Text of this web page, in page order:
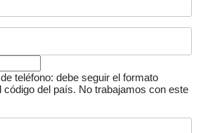
teléfono: debe seguir el formato
código del país. No trabajamos con este